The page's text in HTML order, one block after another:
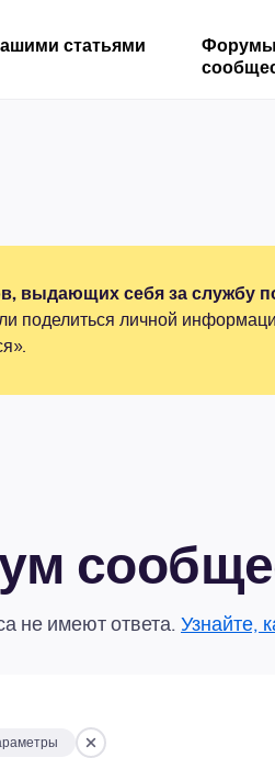
статьями
Форумы
выдающих себя за службу
поделиться личной
не имеют ответа. Узнайте,